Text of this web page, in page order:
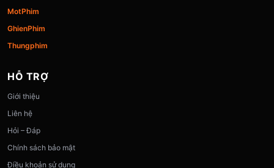
MotPhim
GhienPhim
Thungphim
HỖ TRỢ
Giới thiệu
Liên hệ
Hỏi – Đáp
Chính sách bảo mật
Điều khoản sử dụng